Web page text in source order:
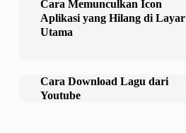
Cara Memunculkan Icon
Aplikasi yang Hilang di Layar
Utama
Cara Download Lagu dari
Youtube